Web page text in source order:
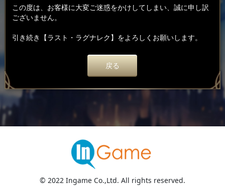
この度は、お客様に大変ご迷惑をかけしてしまい、誠に申し訳
ございません。
引き続き【ラスト・ラグナレク】をよろしくお願いします。
戻る
© 2022 Ingame Co.,Ltd. All rights reserved.